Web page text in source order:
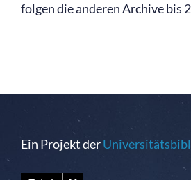
folgen die anderen Archive bis
Ein Projekt der